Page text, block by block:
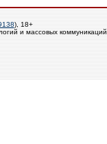
), 18+
и массовых коммуникаций